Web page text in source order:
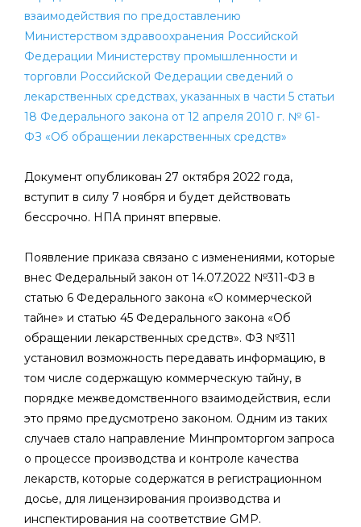
взаимодействия по предоставлению
Министерством здравоохранения Российской
Федерации Министерству промышленности и
торговли Российской Федерации сведений о
лекарственных средствах, указанных в части 5 статьи
18 Федерального закона от 12 апреля 2010 г. № 61-
ФЗ «Об обращении лекарственных средств»
Документ опубликован 27 октября 2022 года,
вступит в силу 7 ноября и будет действовать
бессрочно. НПА принят впервые.
Появление приказа связано с изменениями, которые
внес Федеральный закон от 14.07.2022 №311-ФЗ в
статью 6 Федерального закона «О коммерческой
тайне» и статью 45 Федерального закона «Об
обращении лекарственных средств». ФЗ №311
установил возможность передавать информацию, в
том числе содержащую коммерческую тайну, в
порядке межведомственного взаимодействия, если
это прямо предусмотрено законом. Одним из таких
случаев стало направление Минпромторгом запроса
о процессе производства и контроле качества
лекарств, которые содержатся в регистрационном
досье, для лицензирования производства и
инспектирования на соответствие GMP.